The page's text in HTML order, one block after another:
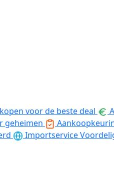
voor de beste deal
geheimen
Importservice